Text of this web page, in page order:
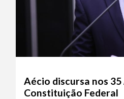
Aécio discursa nos 35
Constituição Federal